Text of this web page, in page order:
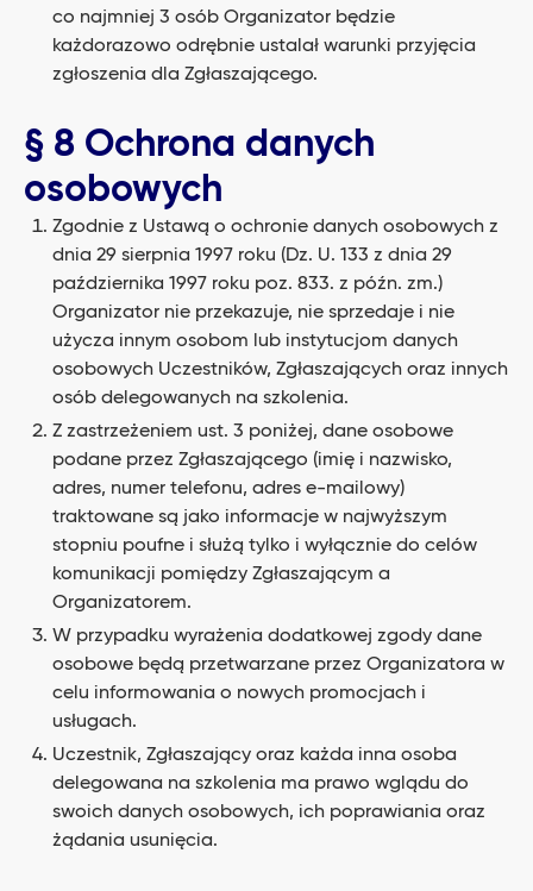
co najmniej 3 osób Organizator będzie
każdorazowo odrębnie ustalał warunki przyjęcia
zgłoszenia dla Zgłaszającego.
§ 8 Ochrona danych
osobowych
Zgodnie z Ustawą o ochronie danych osobowych z
dnia 29 sierpnia 1997 roku (Dz. U. 133 z dnia 29
października 1997 roku poz. 833. z późn. zm.)
Organizator nie przekazuje, nie sprzedaje i nie
użycza innym osobom lub instytucjom danych
osobowych Uczestników, Zgłaszających oraz innych
osób delegowanych na szkolenia.
Z zastrzeżeniem ust. 3 poniżej, dane osobowe
podane przez Zgłaszającego (imię i nazwisko,
adres, numer telefonu, adres e-mailowy)
traktowane są jako informacje w najwyższym
stopniu poufne i służą tylko i wyłącznie do celów
komunikacji pomiędzy Zgłaszającym a
Organizatorem.
W przypadku wyrażenia dodatkowej zgody dane
osobowe będą przetwarzane przez Organizatora w
celu informowania o nowych promocjach i
usługach.
Uczestnik, Zgłaszający oraz każda inna osoba
delegowana na szkolenia ma prawo wglądu do
swoich danych osobowych, ich poprawiania oraz
żądania usunięcia.